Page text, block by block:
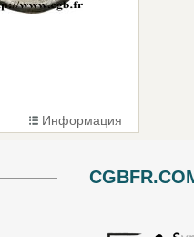
Информация